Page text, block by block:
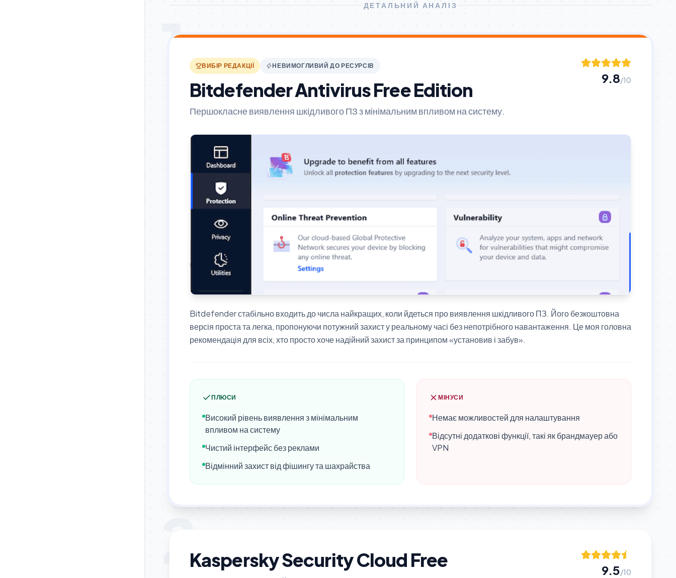
ДЕТАЛЬНИЙ АНАЛІЗ
1 ВИБІР РЕДАКЦІЇ НЕВИМОГЛИВИЙ ДО РЕСУРСІВ
Bitdefender Antivirus Free Edition
Першокласне виявлення шкідливого ПЗ з мінімальним впливом на систему.
9.8/10
Bitdefender стабільно входить до числа найкращих, коли йдеться про виявлення шкідливого ПЗ. Його безкоштовна
версія проста та легка, пропонуючи потужний захист у реальному часі без непотрібного навантаження. Це моя головна
рекомендація для всіх, хто просто хоче надійний захист за принципом «установив і забув».
ПЛЮСИ
Високий рівень виявлення з мінімальним
впливом на систему
Чистий інтерфейс без реклами
Відмінний захист від фішингу та шахрайства
МІНУСИ
Немає можливостей для налаштування
Відсутні додаткові функції, такі як брандмауер або
VPN
2Kaspersky Security Cloud Free 9.5/10